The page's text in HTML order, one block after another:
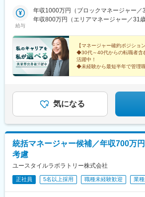
その上で、10年以内に母体である株式会
ていきたいと考えております。
変更の範囲：無
い方に最適なポジション☆引越し手当支
社宅提供◆全国募集◆四国・東北・関西
お住まいの地域又はジェネラルマネージ
成期間中の勤務地》東京、神奈川、埼玉
元マネージャーコース】☆地元採用・転
ャリアチェンジによる昇格可能◆勤務地
覧』を参照ください└湘南・川越・香川
青森・多摩川に新規オープン！＝施設ケ
関東／茨城、栃木、群馬、埼玉、東京、
潟■関西／兵庫■東海／静岡、愛知■中国
州・沖縄／福岡、佐賀☆養成期間は最寄り
給与
年収1000万円（ブロックマネージャー／
年収800万円（エリアマネージャー／31
【マネージャー確約ポジション
◆30代～40代からの転職者含
活躍中！
◆未経験から最短半年で管理
そんなあなたを、私たちは歓
気になる
統括マネージャー候補／年収700万
考慮
ユースタイルラボラトリー株式会社
正社員 5名以上採用 職種未経験歓迎 業